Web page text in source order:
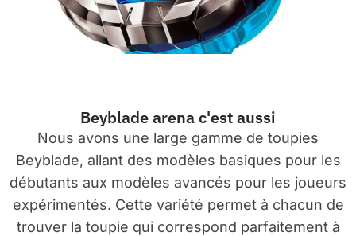
Beyblade arena c'est aussi
Nous avons une large gamme de toupies
Beyblade, allant des modèles basiques pour les
débutants aux modèles avancés pour les joueurs
expérimentés. Cette variété permet à chacun de
trouver la toupie qui correspond parfaitement à